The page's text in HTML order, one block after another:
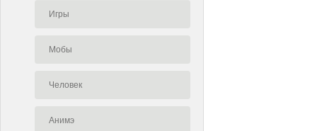
Игры
Мобы
Человек
Анимэ